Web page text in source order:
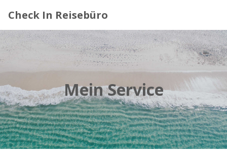
Check In Reisebüro
Mein Service